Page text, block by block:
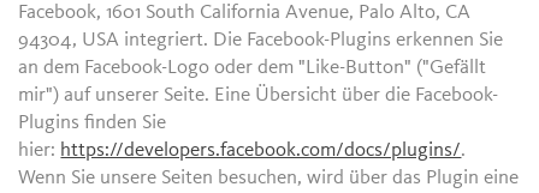
Facebook, 1601 South California Avenue, Palo Alto, CA
94304, USA integriert. Die Facebook-Plugins erkennen Sie
an dem Facebook-Logo oder dem "Like-Button" ("Gefällt
mir") auf unserer Seite. Eine Übersicht über die Facebook-
Plugins finden Sie
hier: https://developers.facebook.com/docs/plugins/.
Wenn Sie unsere Seiten besuchen, wird über das Plugin eine